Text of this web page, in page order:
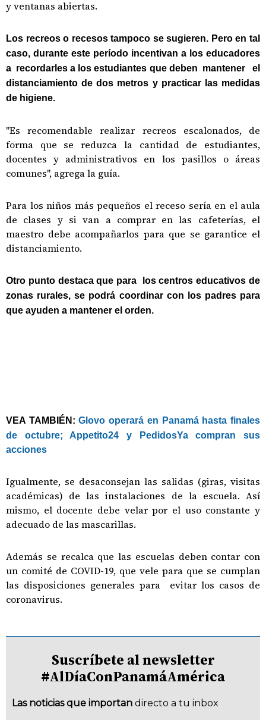
y ventanas abiertas.
Los recreos o recesos tampoco se sugieren. Pero en tal
caso, durante este período incentivan a los educadores
a recordarles a los estudiantes que deben mantener el
distanciamiento de dos metros y practicar las medidas
de higiene.
"Es recomendable realizar recreos escalonados, de
forma que se reduzca la cantidad de estudiantes,
docentes y administrativos en los pasillos o áreas
comunes", agrega la guía.
Para los niños más pequeños el receso sería en el aula
de clases y si van a comprar en las cafeterías, el
maestro debe acompañarlos para que se garantice el
distanciamiento.
Otro punto destaca que para los centros educativos de
zonas rurales, se podrá coordinar con los padres para
que ayuden a mantener el orden.
VEA TAMBIÉN:Glovo operará en Panamá hasta finales
de octubre; Appetito24 y PedidosYa compran sus
acciones
Igualmente, se desaconsejan las salidas (giras, visitas
académicas) de las instalaciones de la escuela. Así
mismo, el docente debe velar por el uso constante y
adecuado de las mascarillas.
Además se recalca que las escuelas deben contar con
un comité de COVID-19, que vele para que se cumplan
las disposiciones generales para evitar los casos de
coronavirus.
Suscríbete al newsletter
#AlDíaConPanamáAmérica
Las noticias que importan directo a tu inbox